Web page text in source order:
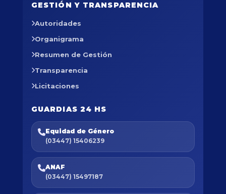
GESTIÓN Y TRANSPARENCIA
Autoridades
Organigrama
Resumen de Gestión
Transparencia
Licitaciones
GUARDIAS 24 HS
Equidad de Género
(03447) 15406239
ANAF
(03447) 15497187